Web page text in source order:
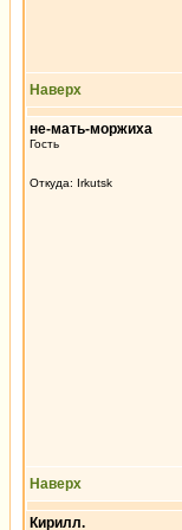
Наверх
не-мать-моржиха
Гость
Откуда: Irkutsk
Наверх
Кирилл.